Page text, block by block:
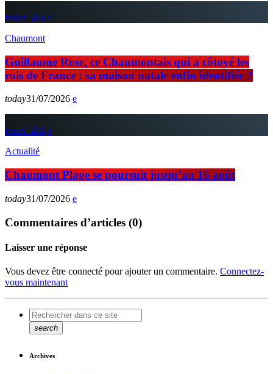
insert_link
Chaumont
Guillaume Rose, ce Chaumontais qui a côtoyé les
rois de France : sa maison natale enfin identifiée ?
today31/07/2026
insert_link
Actualité
Chaumont Plage se poursuit jusqu’au 16 août
today31/07/2026
Commentaires d’articles (0)
Laisser une réponse
Vous devez être connecté pour ajouter un commentaire. Connectez-
vous maintenant
search
Archives